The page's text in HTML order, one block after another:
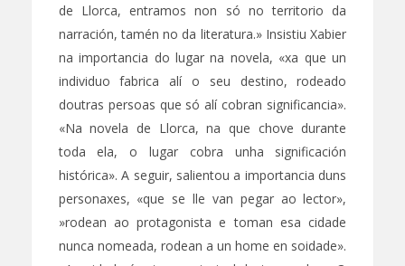
de Llorca, entramos non só no territorio da
narración, tamén no da literatura.» Insistiu Xabier
na importancia do lugar na novela, «xa que un
individuo fabrica alí o seu destino, rodeado
doutras persoas que só alí cobran significancia».
«Na novela de Llorca, na que chove durante
toda ela, o lugar cobra unha significación
histórica». A seguir, salientou a importancia duns
personaxes, «que se lle van pegar ao lector»,
»rodean ao protagonista e toman esa cidade
nunca nomeada, rodean a un home en soidade».